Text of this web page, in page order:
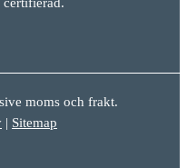
moms och frakt.
| Sitemap